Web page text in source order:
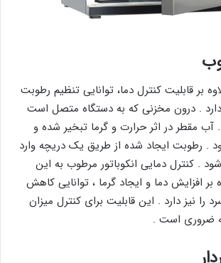
بر قابلیت کنترل دما، توانایی تنظیم رطوبت
. درون مخزنی که به دستگاه متصل است
مقطر در اثر حرارت و گرما تبخیر شده و
. رطوبت ایجاد شده از طریق یک دریچه وارد
. کنترل دمایی انکوباتور مرطوب به این
افزایش دما و ایجاد گرما ، توانایی کاهش
را نیز دارد . این قابلیت برای کنترل میزان
ضروری است .